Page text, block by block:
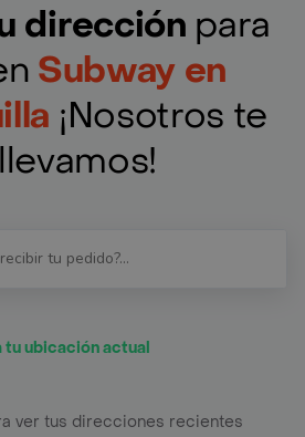
dirección para
Subway en
¡Nosotros te
tu ubicación actual
ver tus direcciones recientes